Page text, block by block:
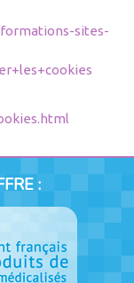
sites-
: